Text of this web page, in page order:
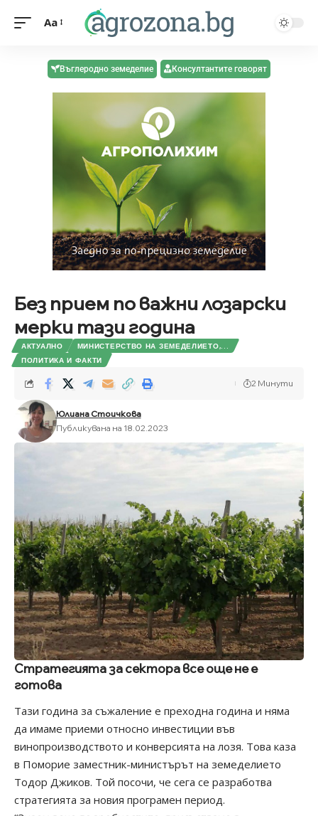
Aa
Въглеродно земеделие Консултантите говорят
Без прием по важни лозарски
мерки тази година
АКТУАЛНО
МИНИСТЕРСТВО НА ЗЕМЕДЕЛИЕТО,...
ПОЛИТИКА И ФАКТИ
Юлиана Стоичкова
Публикувана на 18.02.2023
2 Минути
Стратегията за сектора все още не е
готова
Тази година за съжаление е преходна година и няма
да имаме приеми относно инвестиции във
винопроизводството и конверсията на лозя. Това каза
в Поморие заместник-министърът на земеделието
Тодор Джиков. Той посочи, че сега се разработва
стратегията за новия програмен период.